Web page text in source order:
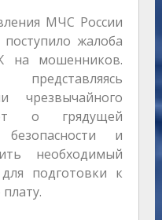
МЧС России
жалоба
на мошенников.
чрезвычайного
о грядущей
и
необходимый
подготовки к